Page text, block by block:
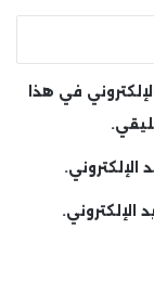
في هذا